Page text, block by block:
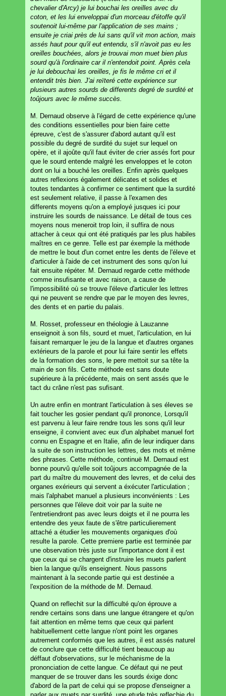
chevalier d'Arcy) je lui bouchai les oreilles avec du
coton, et les lui enveloppai d'un morceau d'étoffe qu'il
soutenoit lui-même par l'application de ses mains ;
ensuite je criai près de lui sans qu'il vit mon action, mais
assés haut pour qu'il eut entendu, s'il n'avoit pas eu les
oreilles bouchées, alors je trouvai mon muet bien plus
sourd qu'à l'ordinaire car il n'entendoit point. Après cela
je lui debouchai les oreilles, je fis le même cri et il
entendit très bien. J'ai reïteré cette expérience sur
plusieurs autres sourds de differents degré de surdité et
toûjours avec le même succès.
M. Dernaud observe à l'égard de cette expérience qu'une
des conditions essentielles pour bien faire cette
épreuve, c'est de s'assurer d'abord autant qu'il est
possible du degré de surdité du sujet sur lequel on
opère, et il ajoûte qu'il faut éviter de crier assés fort pour
que le sourd entende malgré les enveloppes et le coton
dont on lui a bouché les oreilles. Enfin après quelques
autres reflexions également délicates et solides et
toutes tendantes à confirmer ce sentiment que la surdité
est seulement relative, il passe à l'examen des
differents moyens qu'on a employé jusques ici pour
instruire les sourds de naissance. Le détail de tous ces
moyens nous meneroit trop loin, il suffira de nous
attacher à ceux qui ont été pratiqués par les plus habiles
maîtres en ce genre. Telle est par éxemple la méthode
de mettre le bout d'un cornet entre les dents de l'éleve et
d'articuler à l'aide de cet instrument des sons qu'on lui
fait ensuite répéter. M. Dernaud regarde cette méthode
comme insufisante et avec raison, a cause de
l'impossibilité où se trouve l'éleve d'articuler les lettres
qui ne peuvent se rendre que par le moyen des levres,
des dents et en partie du palais.
M. Rosset, professeur en théologie à Lauzanne
enseignoit à son fils, sourd et muet, l'articulation, en lui
faisant remarquer le jeu de la langue et d'autres organes
extérieurs de la parole et pour lui faire sentir les effets
de la formation des sons, le pere mettoit sur sa tête la
main de son fils. Cette méthode est sans doute
supérieure à la précédente, mais on sent assés que le
tact du crâne n'est pas sufisant.
Un autre enfin en montrant l'articulation à ses éleves se
fait toucher les gosier pendant qu'il prononce, Lorsqu'il
est parvenu à leur faire rendre tous les sons qu'il leur
enseigne, il convient avec eux d'un alphabet manuel fort
connu en Espagne et en Italie, afin de leur indiquer dans
la suite de son instruction les lettres, des mots et même
des phrases. Cette méthode, continuë M. Dernaud est
bonne pourvû qu'elle soit toûjours accompagnée de la
part du maître du mouvement des levres, et de celui des
organes exérieurs qui servent a éxécuter l'articulation ;
mais l'alphabet manuel a plusieurs inconvénients : Les
personnes que l'éleve doit voir par la suite ne
l'entretiendront pas avec leurs doigts et il ne pourra les
entendre des yeux faute de s'être particulierement
attaché a étudier les mouvements organiques d'où
resulte la parole. Cette premiere partie est terminée par
une observation très juste sur l'importance dont il est
que ceux qui se chargent d'instruire les muets parlent
bien la langue qu'ils enseignent. Nous passons
maintenant à la seconde partie qui est destinée a
l'exposition de la méthode de M. Dernaud.
Quand on reflechit sur la difficulté qu'on éprouve a
rendre certains sons dans une langue étrangere et qu'on
fait attention en même tems que ceux qui parlent
habituellement cette langue n'ont point les organes
autrement conformés que les autres, il est assés naturel
de conclure que cette difficulté tient beaucoup au
déffaut d'observations, sur le méchanisme de la
prononciation de cette langue. Ce défaut qui ne peut
manquer de se trouver dans les sourds éxige donc
d'abord de la part de celui qui se propose d'enseigner a